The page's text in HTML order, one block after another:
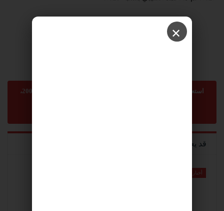
استعمال المضامين بموجب بند 27 أ لقانون الحقوق الأدبية لسنة 2007،
قد يعجبك ايضا
أخبار
✕